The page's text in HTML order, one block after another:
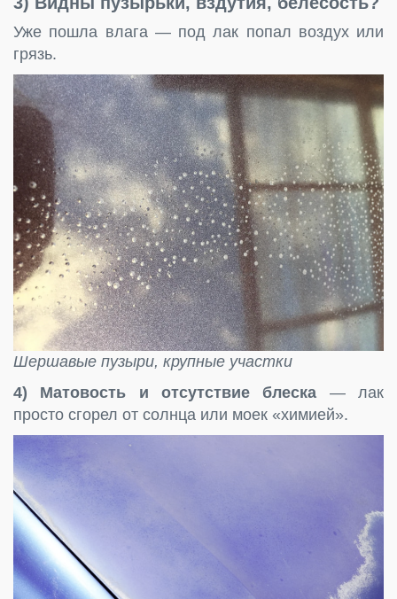
Уже пошла влага — под лак попал воздух или
грязь.
Шершавые пузыри, крупные участки
4) Матовость и отсутствие блеска — лак
просто сгорел от солнца или моек «химией».